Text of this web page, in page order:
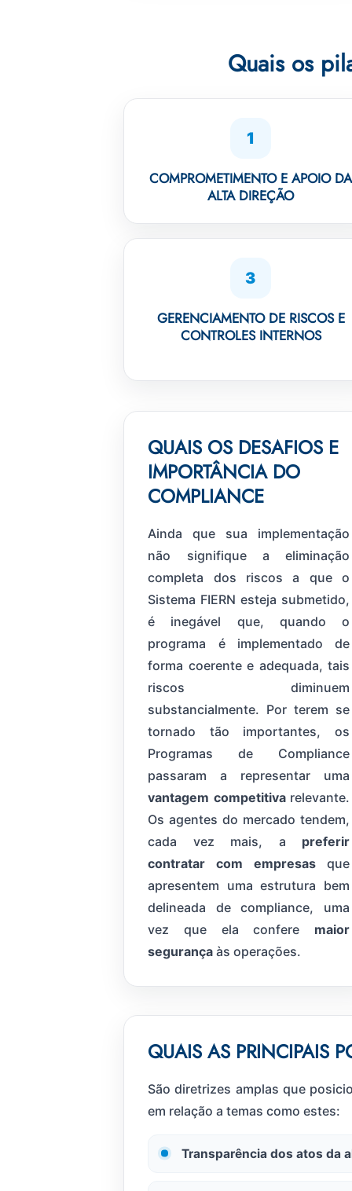
Quais os
1
COMPROMETIMENTO E APOIO DA
ALTA DIREÇÃO
3
GERENCIAMENTO DE RISCOS E
CONTROLES INTERNOS
QUAIS OS DESAFIOS E
IMPORTÂNCIA DO
COMPLIANCE
Ainda que sua implementação
não signifique a eliminação
completa dos riscos a que o
Sistema FIERN esteja submetido,
é inegável que, quando o
programa é implementado de
forma coerente e adequada, tais
riscos diminuem
substancialmente. Por terem se
tornado tão importantes, os
Programas de Compliance
passaram a representar uma
vantagem competitivarelevante.
Os agentes do mercado tendem,
cada vez mais, a preferir
contratar com empresas que
apresentem uma estrutura bem
delineada de compliance, uma
vez que ela confere maior
segurança às operações.
QUAIS AS PRINCIPAIS
São diretrizes amplas que
em relação a temas como estes:
Transparência dos atos da